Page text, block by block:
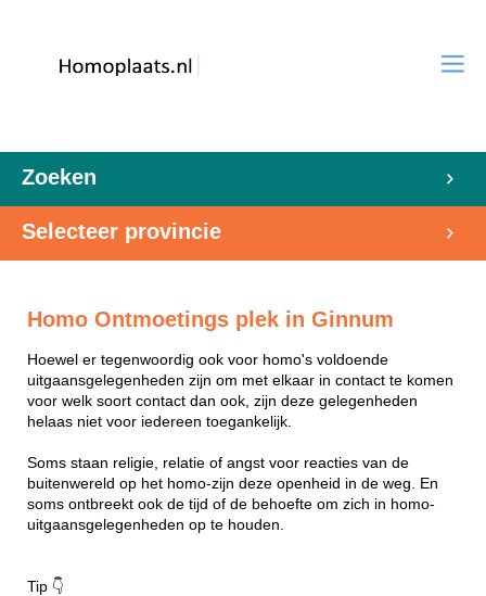
Zoeken
Selecteer provincie
Homo Ontmoetings plek in Ginnum
Hoewel er tegenwoordig ook voor homo's voldoende
uitgaansgelegenheden zijn om met elkaar in contact te komen
voor welk soort contact dan ook, zijn deze gelegenheden
helaas niet voor iedereen toegankelijk.
Soms staan religie, relatie of angst voor reacties van de
buitenwereld op het homo-zijn deze openheid in de weg. En
soms ontbreekt ook de tijd of de behoefte om zich in homo-
uitgaansgelegenheden op te houden.
Tip 👇